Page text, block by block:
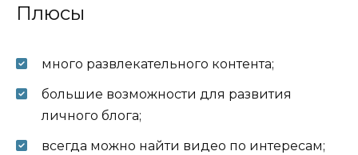
Плюсы
много развлекательного контента;
большие возможности для развития
личного блога;
всегда можно найти видео по интересам;